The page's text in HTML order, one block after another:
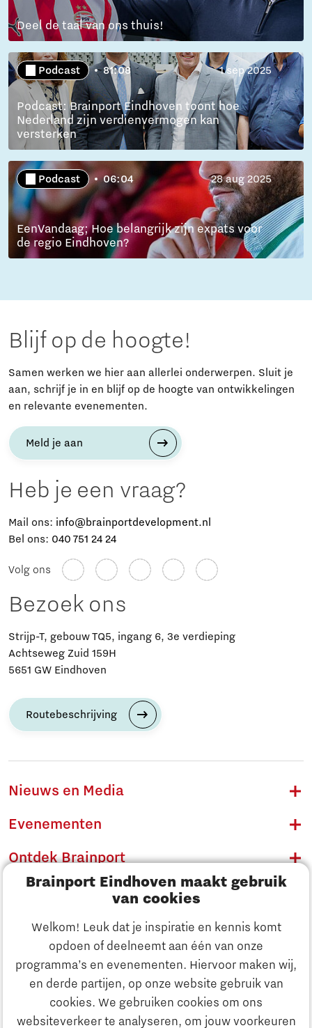
Brainport Eindhoven maakt gebruik
van cookies
Welkom! Leuk dat je inspiratie en kennis komt
opdoen of deelneemt aan één van onze
programma’s en evenementen. Hiervoor maken wij,
en derde partijen, op onze website gebruik van
cookies. We gebruiken cookies om ons
websiteverkeer te analyseren, om jouw voorkeuren
Ontdek Brainport
Innovatie
Deel de taal van ons thuis!
Podcast 81:08 1 sep 2025
Podcast: Brainport Eindhoven toont hoe
Nederland zijn verdienvermogen kan
versterken
Podcast 06:04 28 aug 2025
EenVandaag; Hoe belangrijk zijn expats voor
de regio Eindhoven?
Blijf op de hoogte!
Samen werken we hier aan allerlei onderwerpen. Sluit je
aan, schrijf je in en blijf op de hoogte van ontwikkelingen
en relevante evenementen.
Meld je aan
Heb je een vraag?
Mail ons: info@brainportdevelopment.nl
Bel ons: 040 751 24 24
Volg ons
Bezoek ons
Strijp-T, gebouw TQ5, ingang 6, 3e verdieping
Achtseweg Zuid 159H
5651 GW Eindhoven
Routebeschrijving
Nieuws en Media
Evenementen
Ontdek Brainport
Innovatie
Ondernemen
Onderwijs
Maatschappelijk